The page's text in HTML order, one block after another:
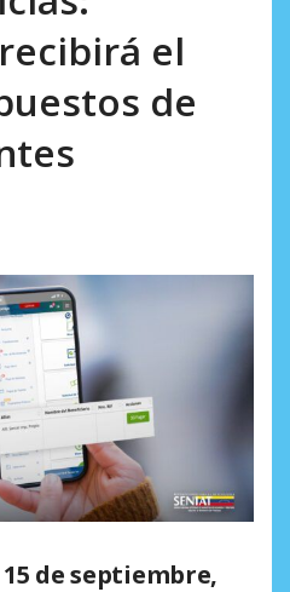
el
de
de septiembre,